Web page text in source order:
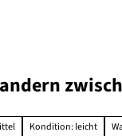
Kondition: leicht